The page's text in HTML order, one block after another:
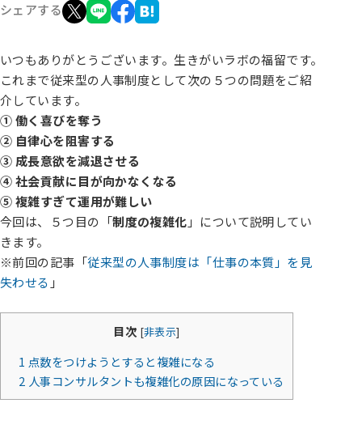
シェアする
いつもありがとうございます。生きがいラボの福留です。
これまで従来型の人事制度として次の５つの問題をご紹
介しています。
① 働く喜びを奪う
② 自律心を阻害する
③ 成長意欲を減退させる
④ 社会貢献に目が向かなくなる
⑤ 複雑すぎて運用が難しい
今回は、５つ目の「制度の複雑化 」について説明してい
きます。
※前回の記事「従来型の人事制度は「仕事の本質」を見
失わせる 」
目次 [非表示]
1 点数をつけようとすると複雑になる
2 人事コンサルタントも複雑化の原因になっている